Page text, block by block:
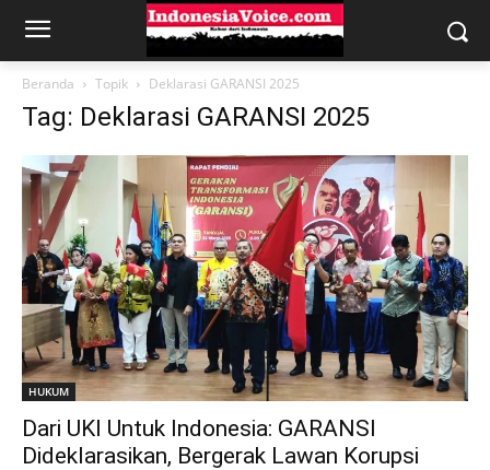
Beranda Topik Deklarasi GARANSI 2025
Tag: Deklarasi GARANSI 2025
HUKUM
Dari UKI Untuk Indonesia: GARANSI
Dideklarasikan, Bergerak Lawan Korupsi